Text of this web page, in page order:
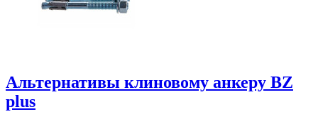
Альтернативы клиновому анкеру BZ
plus